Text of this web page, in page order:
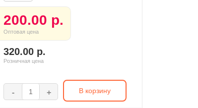
200.00 р.
Оптовая цена
320.00 р.
Розничная цена
- + В корзину